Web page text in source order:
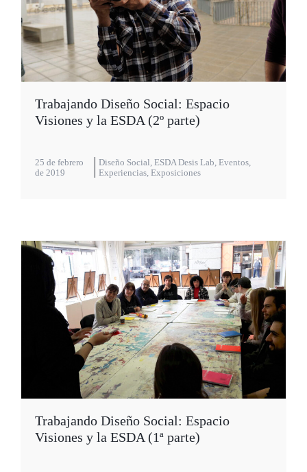
Trabajando Diseño Social: Espacio
Visiones y la ESDA (2º parte)
25 de febrero
de 2019
Diseño Social, ESDA Desis Lab, Eventos,
Experiencias, Exposiciones
Trabajando Diseño Social: Espacio
Visiones y la ESDA (1ª parte)